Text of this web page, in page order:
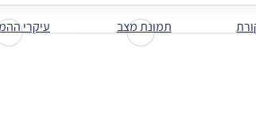
תמונת מצב עיקרי